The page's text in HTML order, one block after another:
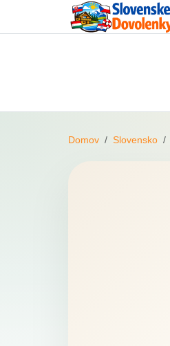
Domov Slovensko